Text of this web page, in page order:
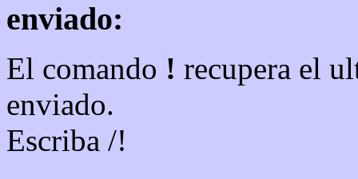
enviado:
El comando ! recupera el
enviado.
Escriba /!